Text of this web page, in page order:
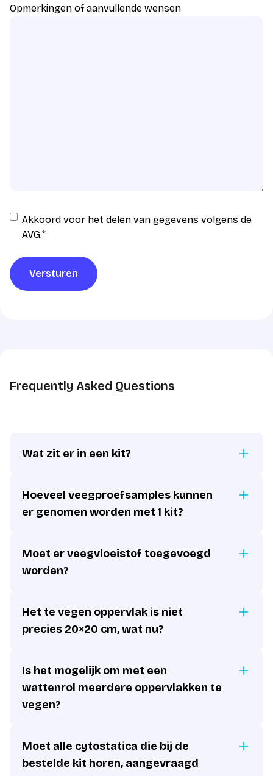
Opmerkingen of aanvullende wensen
Instemming
AVG
Akkoord voor het delen van gegevens volgens de
AVG.*
Versturen
Frequently Asked Questions
Wat zit er in een kit?
Hoeveel veegproefsamples kunnen
er genomen worden met 1 kit?
Moet er veegvloeistof toegevoegd
worden?
Het te vegen oppervlak is niet
precies 20×20 cm, wat nu?
Is het mogelijk om met een
wattenrol meerdere oppervlakken te
vegen?
Moet alle cytostatica die bij de
bestelde kit horen, aangevraagd